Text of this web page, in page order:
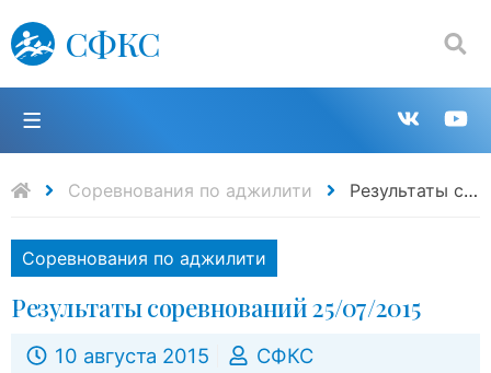
СФКС
Поиск:
в
Соревнования по аджилити Результаты соревнований 25/07/2015
Соревнования по аджилити
Результаты соревнований 25/07/2015
10 августа 2015 СФКС